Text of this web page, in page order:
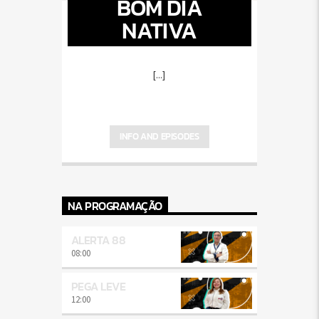
BOM DIA
NATIVA
[...]
INFO AND EPISODES
NA PROGRAMAÇÃO
ALERTA 88
08:00
PEGA LEVE
12:00